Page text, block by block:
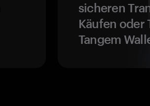
sicheren
Käufen oder
Tangem